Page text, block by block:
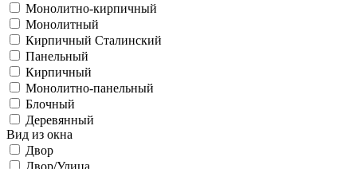
Монолитно-кирпичный
Монолитный
Кирпичный Сталинский
Панельный
Кирпичный
Монолитно-панельный
Блочный
Деревянный
Вид из окна
Двор
Двор/Улица